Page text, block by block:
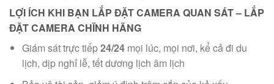
LỢI ÍCH KHI BẠN LẮP ĐẶT CAMERA QUAN SÁT – LẮP
ĐẶT CAMERA CHĨNH HÃNG
Giám sát trực tiếp24/24mọi lúc, mọi nơi, kể cả đi du
lịch, dịp nghỉ lễ, tết dương lịch âm lịch